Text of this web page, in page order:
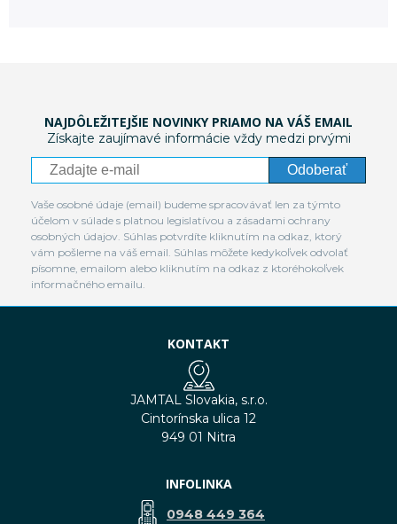
NAJDÔLEŽITEJŠIE NOVINKY PRIAMO NA VÁŠ EMAIL
Získajte zaujímavé informácie vždy medzi prvými
Odoberať
Vaše osobné údaje (email) budeme spracovávať len za týmto
účelom v súlade s platnou legislatívou a zásadami ochrany
osobných údajov. Súhlas potvrdíte kliknutím na odkaz, ktorý
vám pošleme na váš email. Súhlas môžete kedykoľvek odvolať
písomne, emailom alebo kliknutím na odkaz z ktoréhokoľvek
informačného emailu.
KONTAKT
JAMTAL Slovakia, s.r.o.
Cintorínska ulica 12
949 01 Nitra
INFOLINKA
0948 449 364